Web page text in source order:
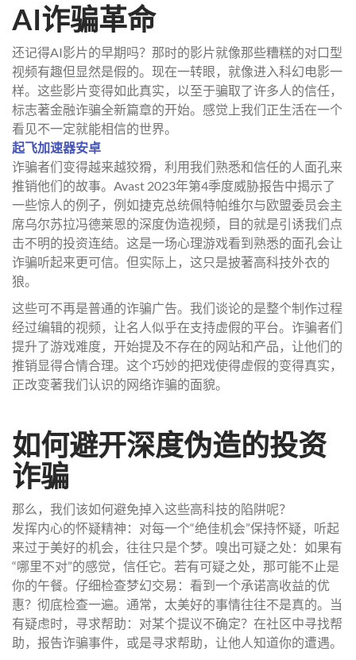
AI诈骗革命
还记得AI影片的早期吗？那时的影片就像那些糟糕的对口型
视频有趣但显然是假的。现在一转眼，就像进入科幻电影一
样。这些影片变得如此真实，以至于骗取了许多人的信任，
标志著金融诈骗全新篇章的开始。感觉上我们正生活在一个
看见不一定就能相信的世界。
起飞加速器安卓
诈骗者们变得越来越狡猾，利用我们熟悉和信任的人面孔来
推销他们的故事。Avast 2023年第4季度威胁报告中揭示了
一些惊人的例子，例如捷克总统佩特帕维尔与欧盟委员会主
席乌尔苏拉冯德莱恩的深度伪造视频，目的就是引诱我们点
击不明的投资连结。这是一场心理游戏看到熟悉的面孔会让
诈骗听起来更可信。但实际上，这只是披著高科技外衣的
狼。
这些可不再是普通的诈骗广告。我们谈论的是整个制作过程
经过编辑的视频，让名人似乎在支持虚假的平台。诈骗者们
提升了游戏难度，开始提及不存在的网站和产品，让他们的
推销显得合情合理。这个巧妙的把戏使得虚假的变得真实，
正改变著我们认识的网络诈骗的面貌。
如何避开深度伪造的投资
诈骗
那么，我们该如何避免掉入这些高科技的陷阱呢？
发挥内心的怀疑精神：对每一个“绝佳机会”保持怀疑，听起
来过于美好的机会，往往只是个梦。嗅出可疑之处：如果有
“哪里不对”的感觉，信任它。若有可疑之处，那可能不止是
你的午餐。仔细检查梦幻交易：看到一个承诺高收益的优
惠？彻底检查一遍。通常，太美好的事情往往不是真的。当
有疑虑时，寻求帮助：对某个提议不确定？在社区中寻找帮
助，报告诈骗事件，或是寻求帮助，让他人知道你的遭遇。